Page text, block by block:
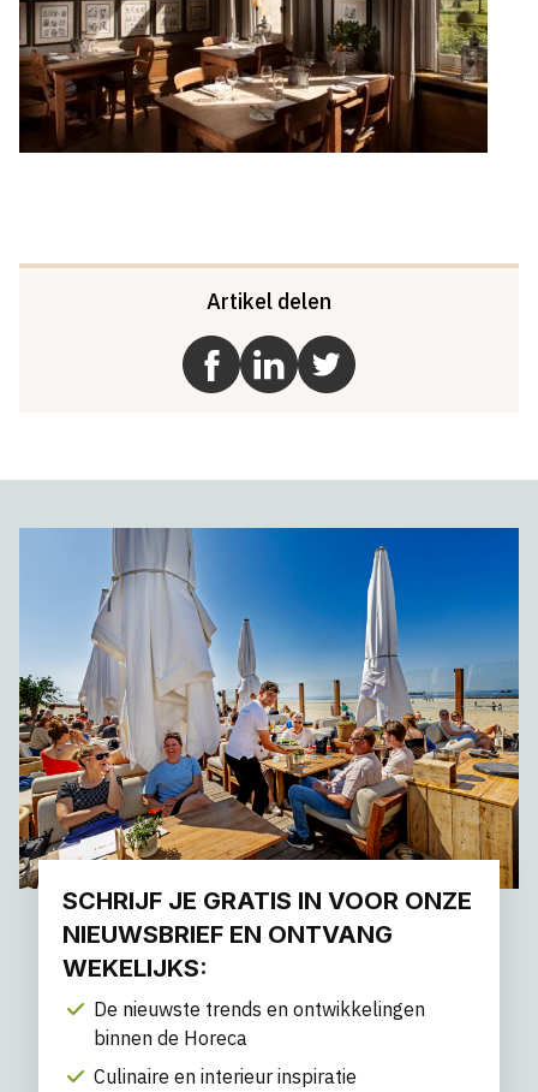
Artikel delen
SCHRIJF JE GRATIS IN VOOR ONZE
NIEUWSBRIEF EN ONTVANG
WEKELIJKS:
De nieuwste trends en ontwikkelingen
binnen de Horeca
Culinaire en interieur inspiratie